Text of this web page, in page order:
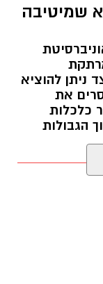
שמיטיבה
ניתן להוציא
את
כלכלות
הגבולות